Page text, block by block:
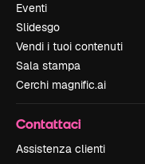
Eventi
Slidesgo
Vendi i tuoi contenuti
Sala stampa
Cerchi magnific.ai
Contattaci
Assistenza clienti